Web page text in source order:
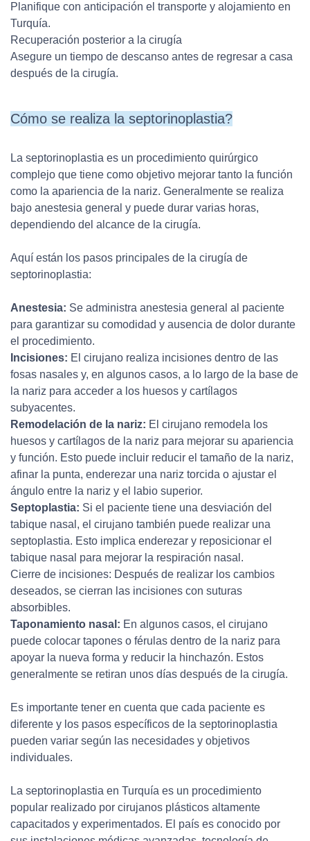
Planifique con anticipación el transporte y alojamiento en
Turquía.
Recuperación posterior a la cirugía
Asegure un tiempo de descanso antes de regresar a casa
después de la cirugía.
Cómo se realiza la septorinoplastia?
La septorinoplastia es un procedimiento quirúrgico
complejo que tiene como objetivo mejorar tanto la función
como la apariencia de la nariz. Generalmente se realiza
bajo anestesia general y puede durar varias horas,
dependiendo del alcance de la cirugía.
Aquí están los pasos principales de la cirugía de
septorinoplastia:
Anestesia: Se administra anestesia general al paciente
para garantizar su comodidad y ausencia de dolor durante
el procedimiento.
Incisiones: El cirujano realiza incisiones dentro de las
fosas nasales y, en algunos casos, a lo largo de la base de
la nariz para acceder a los huesos y cartílagos
subyacentes.
Remodelación de la nariz: El cirujano remodela los
huesos y cartílagos de la nariz para mejorar su apariencia
y función. Esto puede incluir reducir el tamaño de la nariz,
afinar la punta, enderezar una nariz torcida o ajustar el
ángulo entre la nariz y el labio superior.
Septoplastia: Si el paciente tiene una desviación del
tabique nasal, el cirujano también puede realizar una
septoplastia. Esto implica enderezar y reposicionar el
tabique nasal para mejorar la respiración nasal.
Cierre de incisiones: Después de realizar los cambios
deseados, se cierran las incisiones con suturas
absorbibles.
Taponamiento nasal: En algunos casos, el cirujano
puede colocar tapones o férulas dentro de la nariz para
apoyar la nueva forma y reducir la hinchazón. Estos
generalmente se retiran unos días después de la cirugía.
Es importante tener en cuenta que cada paciente es
diferente y los pasos específicos de la septorinoplastia
pueden variar según las necesidades y objetivos
individuales.
La septorinoplastia en Turquía es un procedimiento
popular realizado por cirujanos plásticos altamente
capacitados y experimentados. El país es conocido por